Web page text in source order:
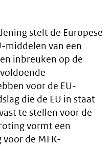
stelt de Europese
middelen van een
inbreuken op de
voor de EU-
die de EU in staat
te stellen voor de
vormt een
voor de MFK-